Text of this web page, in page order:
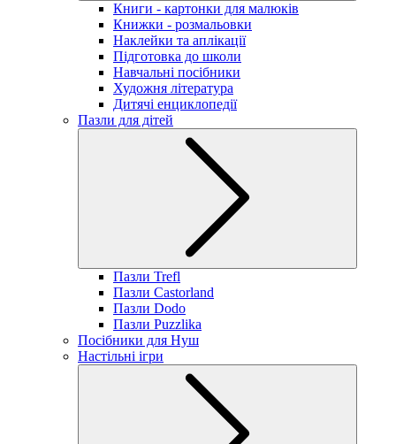
Книги - картонки для малюків
Книжки - розмальовки
Наклейки та аплікації
Підготовка до школи
Навчальні посібники
Художня література
Дитячі енциклопедії
Пазли для дітей
Пазли Trefl
Пазли Castorland
Пазли Dodo
Пазли Puzzlika
Посібники для Нуш
Настільні ігри